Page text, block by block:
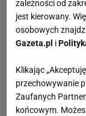
zależności od
jest kierowany.
osobowych
Gazeta.pl i
Klikając
przechowywanie
Zaufanych
końcowym.